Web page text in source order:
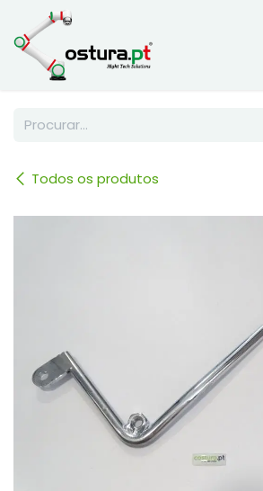
Skip to Content
Todos os produtos